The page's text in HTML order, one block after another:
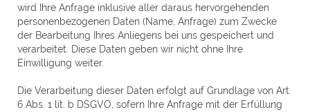
wird Ihre Anfrage inklusive aller daraus hervorgehenden
personenbezogenen Daten (Name, Anfrage) zum Zwecke
der Bearbeitung Ihres Anliegens bei uns gespeichert und
verarbeitet. Diese Daten geben wir nicht ohne Ihre
Einwilligung weiter.
Die Verarbeitung dieser Daten erfolgt auf Grundlage von Art.
6 Abs. 1 lit. b DSGVO, sofern Ihre Anfrage mit der Erfüllung